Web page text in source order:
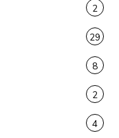
2
29
8
2
4